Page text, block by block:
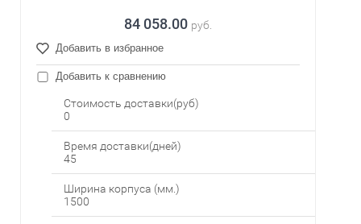
84 058.00 руб.
Добавить в избранное
Добавить к сравнению
Стоимость доставки(руб)
0
Время доставки(дней)
45
Ширина корпуса (мм.)
1500